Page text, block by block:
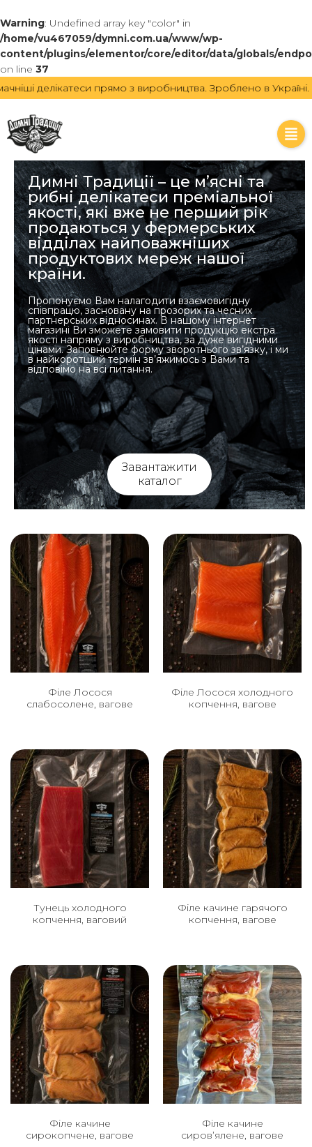
Warning: Undefined array key "color" in
/home/vu467059/dymni.com.ua/www/wp-
content/plugins/elementor/core/editor/data/globals/
on line 37
делікатеси прямо з виробництва.Зроблено в Україні.
Димні Традиції – це м’ясні та
рибні делікатеси преміальної
якості, які вже не перший рік
продаються у фермерських
відділах найповажніших
продуктових мереж нашої
країни.​
Пропонуємо Вам налагодити взаємовигідну
співпрацю, засновану на прозорих та чесних
партнерських відносинах. В нашому інтернет
магазині Ви зможете замовити продукцію екстра
якості напряму з виробництва, за дуже вигідними
цінами. Заповнюйте форму зворотнього зв’язку, і ми
в найкоротший термін зв’яжимось з Вами та
відповімо на всі питання.
Завантажити
каталог
Філе Лосося
слабосолене, вагове
Філе Лосося холодного
копчення, вагове
Тунець холодного
копчення, ваговий
Філе качине гарячого
копчення, вагове
Філе качине
сирокопчене, вагове
Філе качине
сиров’ялене, вагове